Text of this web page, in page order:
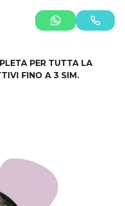
PER TUTTA LA
FINO A 3 SIM.